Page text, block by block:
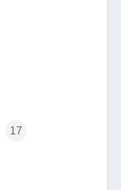
17